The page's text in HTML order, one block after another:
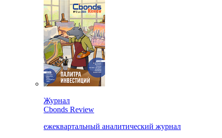
Журнал
Cbonds Review
ежеквартальный аналитический журнал